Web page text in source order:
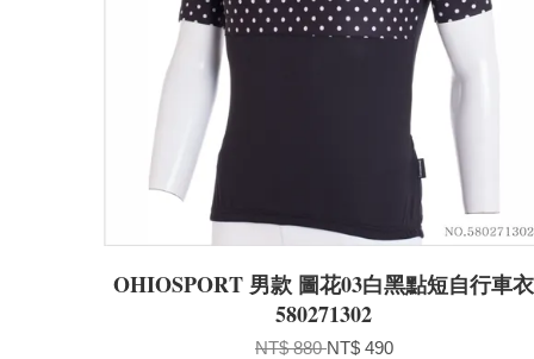
OHIOSPORT 男款 圖花03白黑點短自行車衣
580271302
NT$ 880NT$ 490